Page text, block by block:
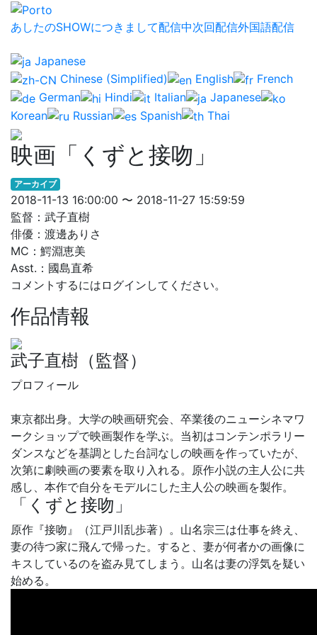
あしたのSHOWにつきまして配信中次回配信外国語配信
Japanese
Chinese (Simplified)
English
French
German
Hindi Italian
Japanese
Korean
Russian Spanish Thai
映画「くずと接吻」
アーカイブ
2018-11-13 16:00:00 〜 2018-11-27 15:59:59
監督：武子直樹
俳優：渡邊ありさ
MC：鰐淵恵美
Asst.：國島直希
コメントするにはログインしてください。
作品情報
武子直樹（監督）
​プロフィール
東京都出身。大学の映画研究会、卒業後のニューシネマワ
ークショップで映画製作を学ぶ。当初はコンテンポラリー
ダンスなどを基調とした台詞なしの映画を作っていたが、
次第に劇映画の要素を取り入れる。原作小説の主人公に共
感し、本作で自分をモデルにした主人公の映画を製作。
「くずと接吻」
原作『接吻』（江戸川乱歩著）。山名宗三は仕事を終え、
妻の待つ家に飛んで帰った。すると、妻が何者かの画像に
キスしているのを盗み見てしまう。山名は妻の浮気を疑い
始める。